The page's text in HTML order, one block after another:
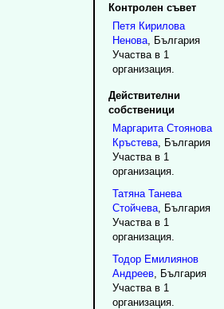
Контролен съвет
Петя Кирилова
Ненова, България
Участва в 1
организация.
Действителни
собственици
Маргарита Стоянова
Кръстева, България
Участва в 1
организация.
Татяна Танева
Стойчева, България
Участва в 1
организация.
Тодор Емилиянов
Андреев, България
Участва в 1
организация.